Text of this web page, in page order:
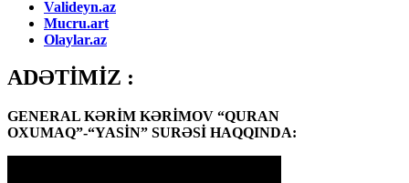
Valideyn.az
Mucru.art
Olaylar.az
ADƏTİMİZ :
GENERAL KƏRİM KƏRİMOV “QURAN
OXUMAQ”-“YASİN” SURƏSİ HAQQINDA: